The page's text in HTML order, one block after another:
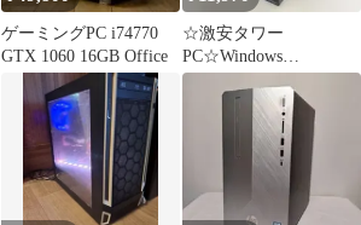
ゲーミングPC i74770
GTX 1060 16GB Office
☆激安タワー
PC☆Windows
XP☆Office2007☆第3世
代i3CPU